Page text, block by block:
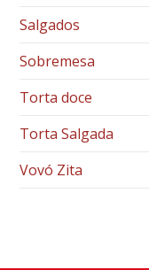
Salgados
Sobremesa
Torta doce
Torta Salgada
Vovó Zita